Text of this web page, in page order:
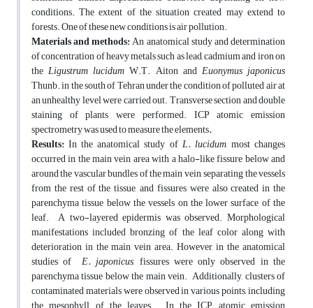
conditions. The extent of the situation created may extend to
forests. One of these new conditions is air pollution.
Materials and methods:An anatomical study and determination
of concentration of heavy metals such as lead, cadmium and iron on
theLigustrum lucidum W.T. Aiton and Euonymus japonicus
Thunb. in the south of Tehran under the condition of polluted air at
an unhealthy level were carried out. Transverse section and double
staining of plants were performed. ICP atomic emission
spectrometry was used to measure the elements.
Results: In the anatomical study of L. lucidum, most changes
occurred in the main vein area with a halo-like fissure below and
around the vascular bundles of the main vein, separating the vessels
from the rest of the tissue, and fissures were also created in the
parenchyma tissue below the vessels on the lower surface of the
leaf. A two-layered epidermis was observed. Morphological
manifestations included bronzing of the leaf color along with
deterioration in the main vein area. However, in the anatomical
studies of E. japonicus, fissures were only observed in the
parenchyma tissue below the main vein. Additionally, clusters of
contaminated materials were observed in various points, including